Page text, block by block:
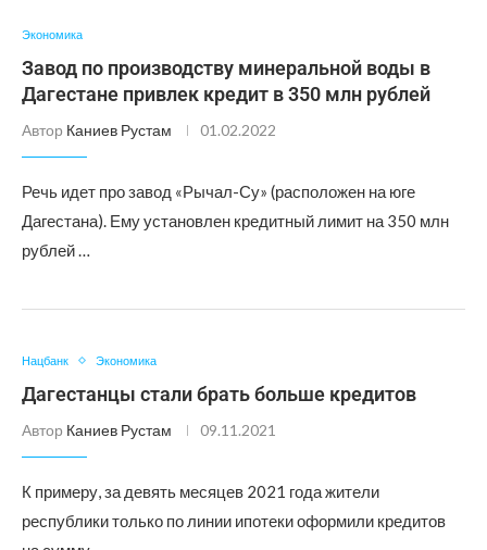
Экономика
Завод по производству минеральной воды в
Дагестане привлек кредит в 350 млн рублей
Автор Каниев Рустам 01.02.2022
Речь идет про завод «Рычал-Су» (расположен на юге
Дагестана). Ему установлен кредитный лимит на 350 млн
рублей …
Нацбанк Экономика
Дагестанцы стали брать больше кредитов
Автор Каниев Рустам 09.11.2021
К примеру, за девять месяцев 2021 года жители
республики только по линии ипотеки оформили кредитов